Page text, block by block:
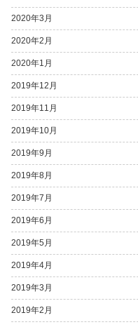
2020年3月
2020年2月
2020年1月
2019年12月
2019年11月
2019年10月
2019年9月
2019年8月
2019年7月
2019年6月
2019年5月
2019年4月
2019年3月
2019年2月